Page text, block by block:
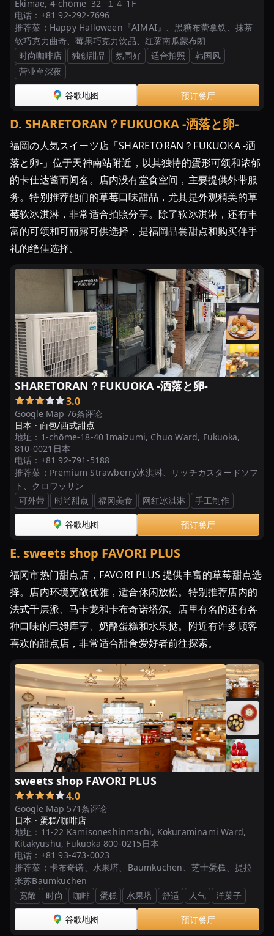
旬！
福
岡
ち
ご
イ
ー
ツ
5
選」
人
気
店
ま
お
う
【福
岡
ス
イ
今
た
い！
2023
年
絶
品
『天
神
い
ち
ご
...
【ぼ
る
部
屋】
今
が
旬！
絶
べ
て
し
い！
福
岡
の
Ekimae, 4-chōme−32−１４ 1F
电话： +81 92-292-7696
推荐菜： Happy Halloween『AIMAI』、黑糖布蕾拿铁、抹茶
软巧克力曲奇、莓果巧克力饮品、红薯南瓜蒙布朗
时尚咖啡店
独创甜品 氛围好 适合拍照
韩国风
营业至深夜
谷歌地图 预订餐厅
D. SHARETORAN？FUKUOKA -洒落と卵-
福岡の人気スイーツ店「SHARETORAN？FUKUOKA -洒
落と卵-」位于天神南站附近，以其独特的蛋形可颂和浓郁
的卡仕达酱而闻名。店内没有堂食空间，主要提供外带服
务。特别推荐他们的草莓口味甜品，尤其是外观精美的草
莓软冰淇淋，非常适合拍照分享。除了软冰淇淋，还有丰
富的可颂和可丽露可供选择，是福岡品尝甜点和购买伴手
礼的绝佳选择。
SHARETORAN？FUKUOKA -洒落と卵-
Google Map 76条评论
3.0
日本 · 面包/西式甜点
地址： 1-chōme-18-40 Imaizumi, Chuo Ward, Fukuoka,
810-0021日本
电话： +81 92-791-5188
推荐菜： Premium Strawberry冰淇淋、リッチカスタードソフ
ト、クロワッサン
可外带
时尚甜点 福冈美食 网红冰淇淋 手工制作
谷歌地图 预订餐厅
E. sweets shop FAVORI PLUS
福冈市热门甜点店，FAVORI PLUS 提供丰富的草莓甜点选
择。店内环境宽敞优雅，适合休闲放松。特别推荐店内的
法式千层派、马卡龙和卡布奇诺塔尔。店里有名的还有各
种口味的巴姆库亨、奶酪蛋糕和水果挞。附近有许多顾客
喜欢的甜点店，非常适合甜食爱好者前往探索。
sweets shop FAVORI PLUS
Google Map 571条评论
4.0
日本 · 蛋糕/咖啡店
地址： 11-22 Kamisoneshinmachi, Kokuraminami Ward,
Kitakyushu, Fukuoka 800-0215日本
电话： +81 93-473-0023
推荐菜： 卡布奇诺、水果塔、Baumkuchen、芝士蛋糕、提拉
米苏Baumkuchen
宽敞
时尚 咖啡 蛋糕 水果塔 舒适 人气 洋菓子
谷歌地图 预订餐厅